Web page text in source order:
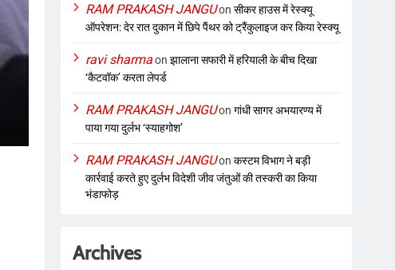
RAM PRAKASH JANGUonसीकर हाउस में रेस्क्यू
ऑपरेशन: देर रात दुकान में छिपे पैंथर को ट्रैंकुलाइज कर किया रेस्क्यू
ravi sharmaonझालाना सफारी में हरियाली के बीच दिखा
‘कैटवॉक’ करता लेपर्ड
RAM PRAKASH JANGUonगांधी सागर अभयारण्य में
पाया गया दुर्लभ ‘स्याहगोश’
RAM PRAKASH JANGUonकस्टम विभाग ने बड़ी
कार्रवाई करते हुए दुर्लभ विदेशी जीव जंतुओं की तस्करी का किया
भंडाफोड़
Archives